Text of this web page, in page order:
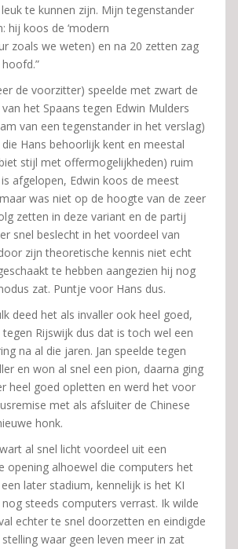
te kunnen zijn. Mijn tegenstander
hij koos de ‘modern
zoals we weten) en na 20 zetten zag
de voorzitter) speelde met zwart de
het Spaans tegen Edwin Mulders
van een tegenstander in het verslag)
Hans behoorlijk kent en meestal
stijl met offermogelijkheden) ruim
afgelopen, Edwin koos de meest
was niet op de hoogte van de zeer
zetten in deze variant en de partij
snel beslecht in het voordeel van
zijn theoretische kennis niet echt
te hebben aangezien hij nog
zat. Puntje voor Hans dus.
deed het als invaller ook heel goed,
Rijswijk dus dat is toch wel een
na al die jaren. Jan speelde tegen
en won al snel een pion, daarna ging
heel goed opletten en werd het voor
met als afsluiter de Chinese
honk.
al snel licht voordeel uit een
opening alhoewel die computers het
later stadium, kennelijk is het KI
steeds computers verrast. Ik wilde
echter te snel doorzetten en eindigde
waar geen leven meer in zat